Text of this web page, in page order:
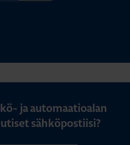
ja automaatioalan
sähköpostiisi?